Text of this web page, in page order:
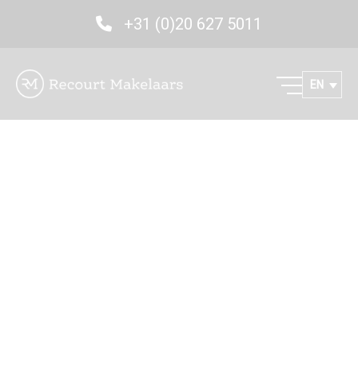
+31 (0)20 627 5011
EN